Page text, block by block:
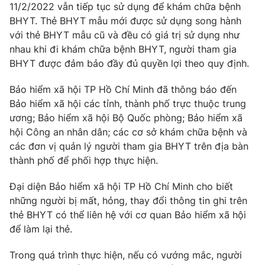
THỜI BÁO VTV
Theo dõi báo trên
Cơ quan chủ quản:Đài Truyền hình Việt Nam
Cơ quan báo chí:Thời báo VTV
Giấy phép hoạt động báo in và báo điện tử số 483/GP-BTTTT
cấp ngày 29/12/2023
Tổng Biên tập: Vũ Thanh Thủy
Phó Tổng Biên tập:
Tổng đài VTV:024.38 355 931 - 024.38 355 932
11/2/2022 vẫn tiếp tục sử dụng để khám chữa bệnh
BHYT. Thẻ BHYT mẫu mới được sử dụng song hành
với thẻ BHYT mẫu cũ và đều có giá trị sử dụng như
nhau khi đi khám chữa bệnh BHYT, người tham gia
BHYT được đảm bảo đầy đủ quyền lợi theo quy định.
Bảo hiểm xã hội TP Hồ Chí Minh đã thông báo đến
Bảo hiểm xã hội các tỉnh, thành phố trực thuộc trung
ương; Bảo hiểm xã hội Bộ Quốc phòng; Bảo hiểm xã
hội Công an nhân dân; các cơ sở khám chữa bệnh và
các đơn vị quản lý người tham gia BHYT trên địa bàn
thành phố để phối hợp thực hiện.
Đại diện Bảo hiểm xã hội TP Hồ Chí Minh cho biết
những người bị mất, hỏng, thay đổi thông tin ghi trên
thẻ BHYT có thể liên hệ với cơ quan Bảo hiểm xã hội
để làm lại thẻ.
Trong quá trình thực hiện, nếu có vướng mắc, người